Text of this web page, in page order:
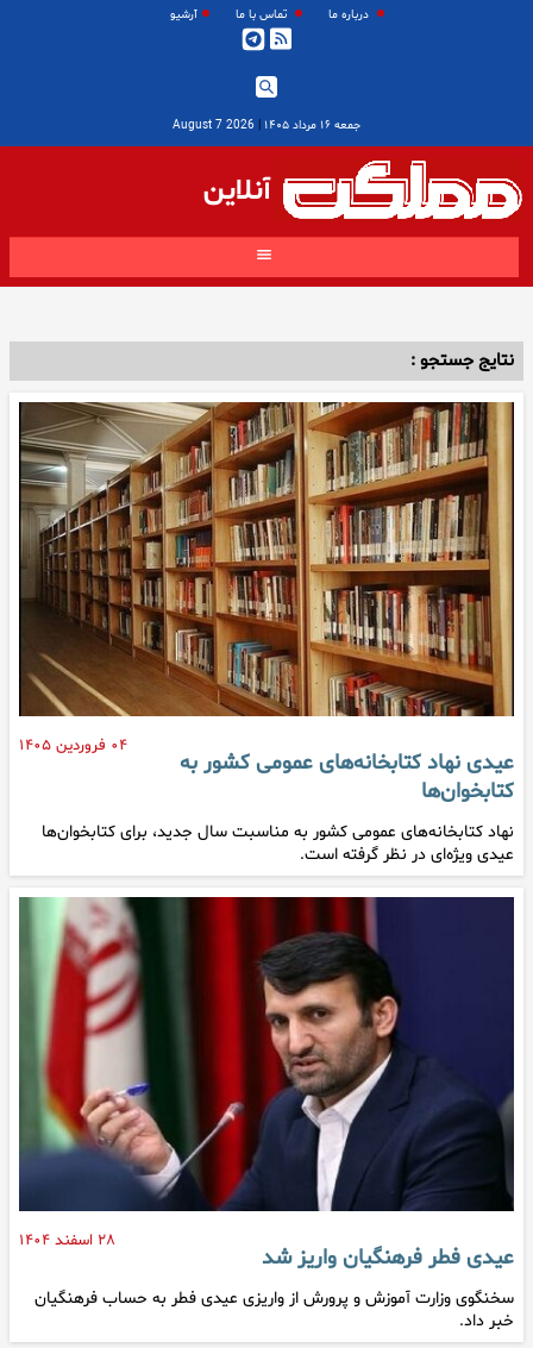
درباره ما تماس با ما آرشیو
جمعه ۱۶ مرداد ۱۴۰۵ |
2026 August 7
آنلاین
نتایج جستجو :
۰۴ فروردین ۱۴۰۵
عیدی نهاد کتابخانه‌های عمومی کشور به
کتابخوان‌ها
نهاد کتابخانه‌های عمومی کشور به مناسبت سال جدید، برای کتابخوان‌ها
عیدی ویژه‌ای در نظر گرفته است.
۲۸ اسفند ۱۴۰۴
عیدی فطر فرهنگیان واریز شد
سخنگوی وزارت آموزش و پرورش از واریزی عیدی فطر به حساب فرهنگیان
خبر داد.